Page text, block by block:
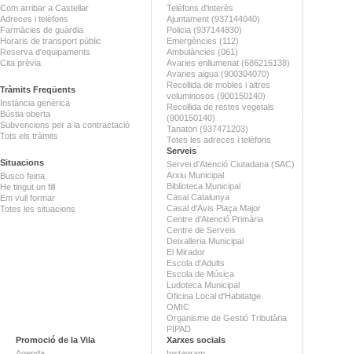
Com arribar a Castellar
Adreces i telèfons
Farmàcies de guàrdia
Horaris de transport públic
Reserva d'equipaments
Cita prèvia
Tràmits Freqüents
Instància genèrica
Bústia oberta
Subvencions per a la contractació
Tots els tràmits
Situacions
Busco feina
He tingut un fill
Em vull formar
Totes les situacions
Telèfons d'interès
Ajuntament (937144040)
Policia (937144830)
Emergències (112)
Ambulàncies (061)
Avaries enllumenat (686216138)
Avaries aigua (900304070)
Recollida de mobles i altres
voluminosos (900150140)
Recollida de restes vegetals
(900150140)
Tanatori (937471203)
Totes les adreces i telèfons
Serveis
Servei d'Atenció Ciutadana (SAC)
Arxiu Municipal
Biblioteca Municipal
Casal Catalunya
Casal d'Avis Plaça Major
Centre d'Atenció Primària
Centre de Serveis
Deixalleria Municipal
El Mirador
Escola d'Adults
Escola de Música
Ludoteca Municipal
Oficina Local d'Habitatge
OMIC
Organisme de Gestió Tributària
PIPAD
Promoció de la Vila
Xarxes socials